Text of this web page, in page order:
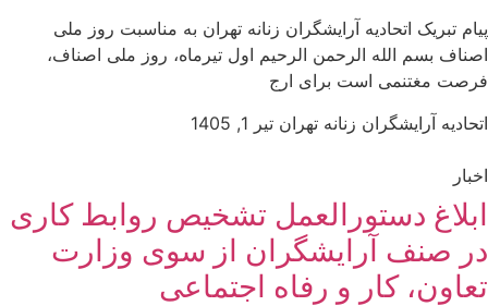
پیام تبریک اتحادیه آرایشگران زنانه تهران به مناسبت روز ملی
اصناف بسم الله الرحمن الرحیم اول تیرماه، روز ملی اصناف،
فرصت مغتنمی است برای ارج
اتحادیه آرایشگران زنانه تهران تیر 1, 1405
اخبار
ابلاغ دستورالعمل تشخیص روابط کاری
در صنف آرایشگران از سوی وزارت
تعاون، کار و رفاه اجتماعی